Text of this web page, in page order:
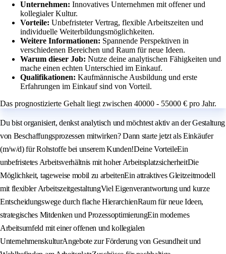
Unternehmen: Innovatives Unternehmen mit offener und
kollegialer Kultur.
Vorteile: Unbefristeter Vertrag, flexible Arbeitszeiten und
individuelle Weiterbildungsmöglichkeiten.
Weitere Informationen: Spannende Perspektiven in
verschiedenen Bereichen und Raum für neue Ideen.
Warum dieser Job: Nutze deine analytischen Fähigkeiten und
mache einen echten Unterschied im Einkauf.
Qualifikationen: Kaufmännische Ausbildung und erste
Erfahrungen im Einkauf sind von Vorteil.
Das prognostizierte Gehalt liegt zwischen 40000 - 55000 € pro Jahr.
Du bist organisiert, denkst analytisch und möchtest aktiv an der Gestaltung
von Beschaffungsprozessen mitwirken? Dann starte jetzt als Einkäufer
(m/w/d) für Rohstoffe bei unserem Kunden!Deine VorteileEin
unbefristetes Arbeitsverhältnis mit hoher ArbeitsplatzsicherheitDie
Möglichkeit, tageweise mobil zu arbeitenEin attraktives Gleitzeitmodell
mit flexibler ArbeitszeitgestaltungViel Eigenverantwortung und kurze
Entscheidungswege durch flache HierarchienRaum für neue Ideen,
strategisches Mitdenken und ProzessoptimierungEin modernes
Arbeitsumfeld mit einer offenen und kollegialen
UnternehmenskulturAngebote zur Förderung von Gesundheit und